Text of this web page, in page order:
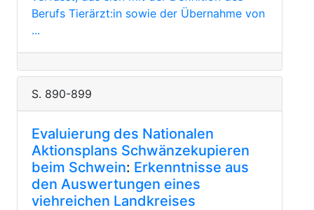
Berufs Tierärzt:in sowie der Übernahme von
...
S. 890-899
Evaluierung des Nationalen
Aktionsplans Schwänzekupieren
beim Schwein: Erkenntnisse aus
den Auswertungen eines
viehreichen Landkreises